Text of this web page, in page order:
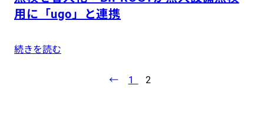
用に「ugo」と連携
続きを読む
← 1 2